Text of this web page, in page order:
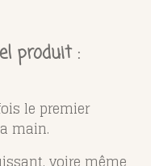
produit :
le premier
main.